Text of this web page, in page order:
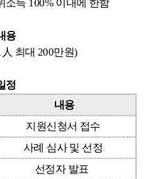
득 100% 이내에 한함
용
최대 200만원)
정
내용
지원신청서 접수
사례 심사 및 선정
선정자 발표